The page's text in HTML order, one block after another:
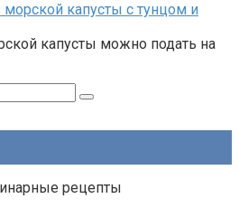
капусты с тунцом и
капусты можно подать на
рецепты